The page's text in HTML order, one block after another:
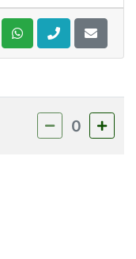
0